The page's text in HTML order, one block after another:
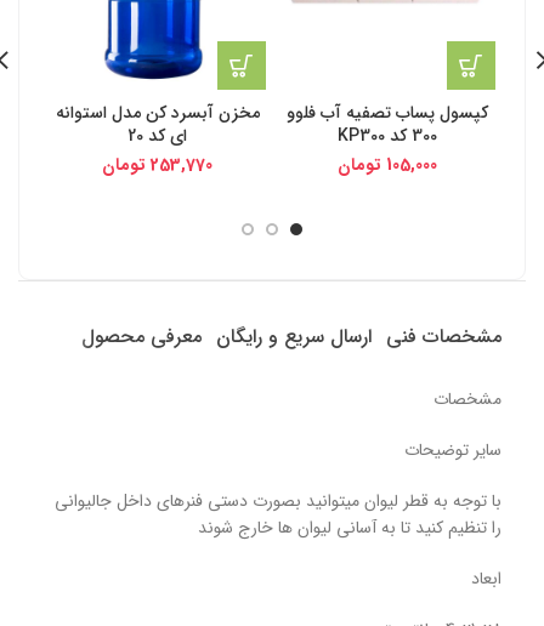
کپسول پساب تصفیه آب فلوو
300 کد KP300
105,000 تومان
مخزن آبسرد کن مدل استوانه
ای کد 20
253,770 تومان
مشخصات فنی ارسال سریع و رایگان معرفی محصول
مشخصات
سایر توضیحات
با توجه به قطر لیوان میتوانید بصورت دستی فنرهای داخل جالیوانی
را تنظیم کنید تا به آسانی لیوان ها خارج شوند
ابعاد